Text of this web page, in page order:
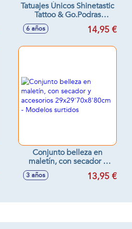
Tatuajes Únicos Shinetastic
Tattoo & Go.Podras
Divertirte Tatuándote En
La Piel Los Diseños Mas
6 años 14,95 €
Conjunto belleza en
maletín, con secador y
29x29'70x8'80cm -
3 años 13,95 €